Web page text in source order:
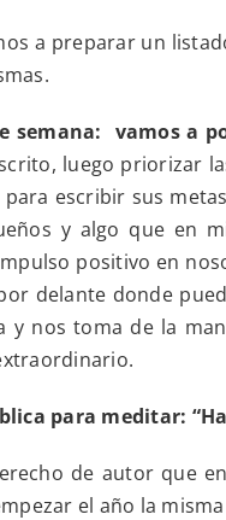
a preparar un
semana: vamos a
luego priorizar
escribir sus
y algo que en
positivo en
delante donde
y nos toma de la
para meditar:
de autor que
el año la